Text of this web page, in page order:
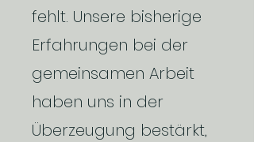
fehlt. Unsere bisherige
Erfahrungen bei der
gemeinsamen Arbeit
haben uns in der
Überzeugung bestärkt,